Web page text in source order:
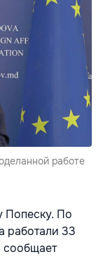
работе
По
работали 33
сообщает